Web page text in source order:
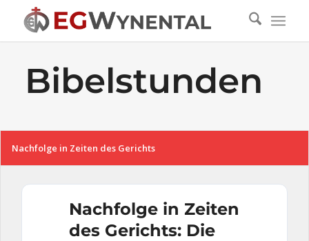
Bibel­stunden
Nachfolge in Zeiten des Gerichts
Nachfolge in Zeiten
des Gerichts: Die